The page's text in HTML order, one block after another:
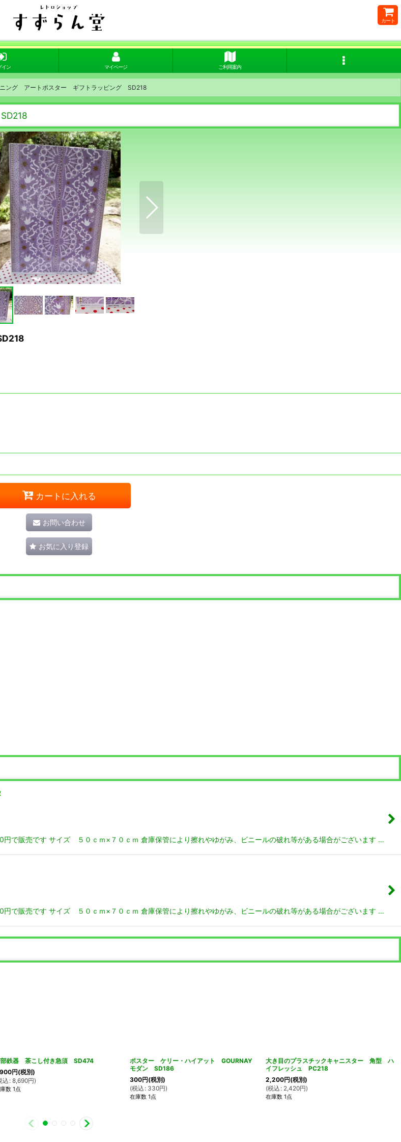
カート
イン マイページ ご利用案内
ング アートポスター ギフトラッピング SD218
カートに入れる
お問い合わせ
お気に入り登録
で販売です サイズ ５０ｃｍ×７０ｃｍ 倉庫保管により擦れやゆがみ、ビニールの破れ等がある場合がございます …
で販売です サイズ ５０ｃｍ×７０ｃｍ 倉庫保管により擦れやゆがみ、ビニールの破れ等がある場合がございます …
鉄器 茶こし付き急須 SD474
円(税別)
込 : 8,690円)
数 1点
ポスター ケリー・ハイアット GOURNAY
モダン SD186
300円(税別)
(税込 : 330円)
在庫数 1点
大き目のプラスチックキャニスター 角型 ハ
イフレッシュ PC218
2,200円(税別)
(税込 : 2,420円)
在庫数 1点